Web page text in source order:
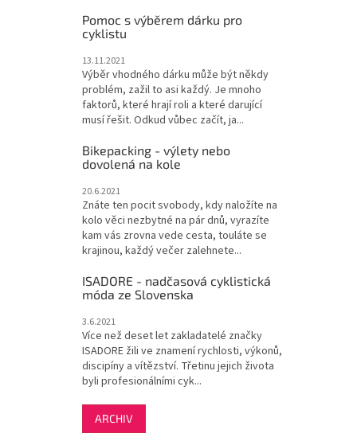
Pomoc s výběrem dárku pro
cyklistu
13.11.2021
Výběr vhodného dárku může být někdy
problém, zažil to asi každý. Je mnoho
faktorů, které hrají roli a které darující
musí řešit. Odkud vůbec začít, ja...
Bikepacking - výlety nebo
dovolená na kole
20.6.2021
Znáte ten pocit svobody, kdy naložíte na
kolo věci nezbytné na pár dnů, vyrazíte
kam vás zrovna vede cesta, touláte se
krajinou, každý večer zalehnete...
ISADORE - nadčasová cyklistická
móda ze Slovenska
3.6.2021
Více než deset let zakladatelé značky
ISADORE žili ve znamení rychlosti, výkonů,
discipíny a vítězství. Třetinu jejich života
byli profesionálními cyk...
ARCHIV